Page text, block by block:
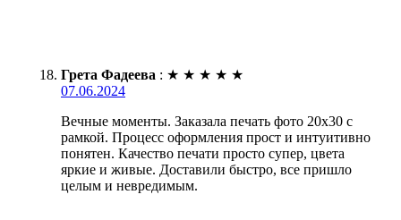
Грета Фадеева : ★ ★ ★ ★ ★
07.06.2024
Вечные моменты. Заказала печать фото 20х30 с
рамкой. Процесс оформления прост и интуитивно
понятен. Качество печати просто супер, цвета
яркие и живые. Доставили быстро, все пришло
целым и невредимым.